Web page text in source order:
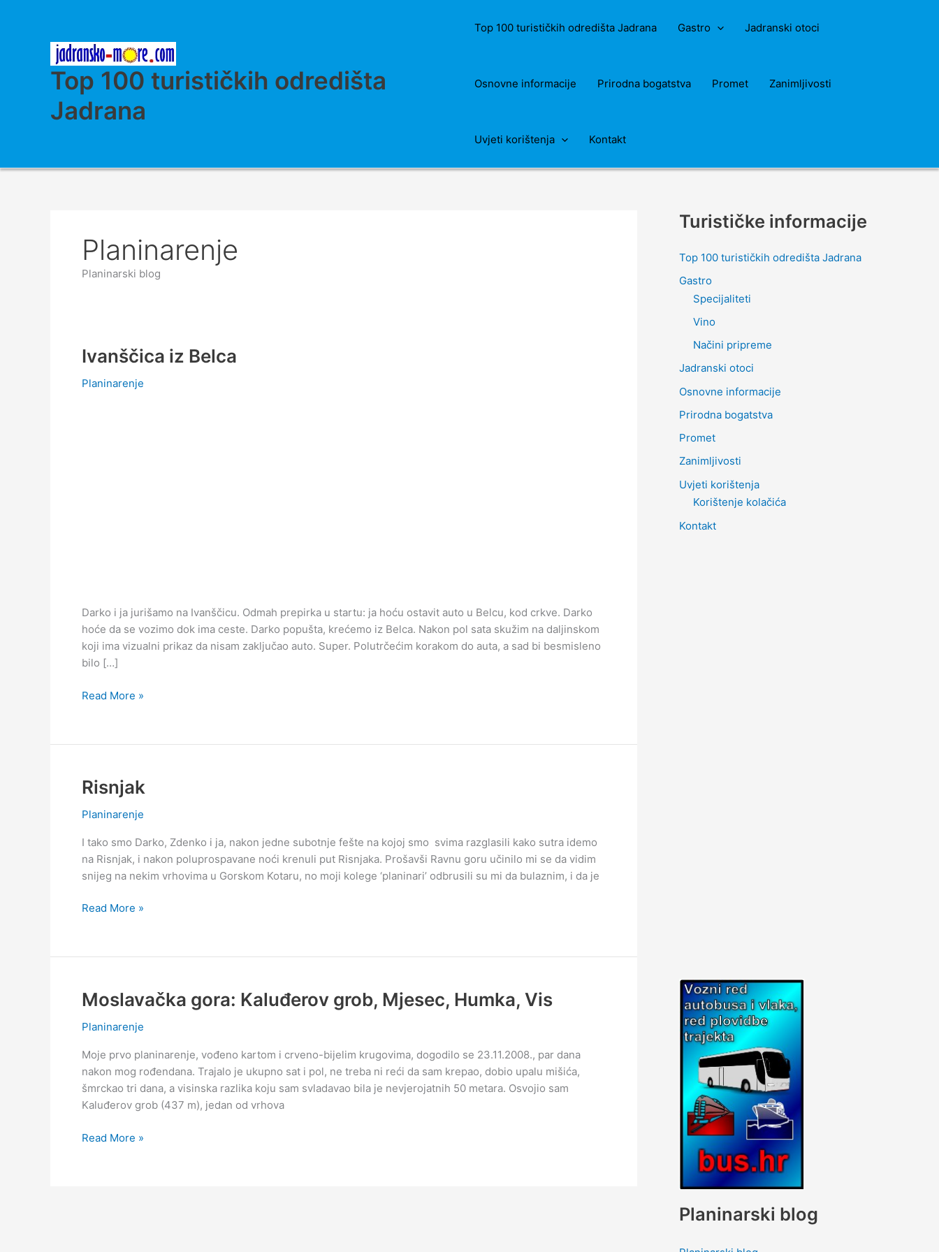
Top 100 turističkih odredišta
Jadrana
Top 100 turističkih odredišta Jadrana Gastro Jadranski otoci
Osnovne informacije Prirodna bogatstva Promet Zanimljivosti
Uvjeti korištenja Kontakt
Planinarenje
Planinarski blog
Ivanščica iz Belca
Planinarenje
Darko i ja jurišamo na Ivanščicu. Odmah prepirka u startu: ja hoću ostavit auto u Belcu, kod crkve. Darko
hoće da se vozimo dok ima ceste. Darko popušta, krećemo iz Belca. Nakon pol sata skužim na daljinskom
koji ima vizualni prikaz da nisam zaključao auto. Super. Polutrčećim korakom do auta, a sad bi besmisleno
bilo […]
Ivanščica
Read More »
Risnjak
Planinarenje
I tako smo Darko, Zdenko i ja, nakon jedne subotnje fešte na kojoj smo svima razglasili kako sutra idemo
na Risnjak, i nakon poluprospavane noći krenuli put Risnjaka. Prošavši Ravnu goru učinilo mi se da vidim
snijeg na nekim vrhovima u Gorskom Kotaru, no moji kolege ‘planinari’ odbrusili su mi da bulaznim, i da je
Risnjak
Read More »
Moslavačka gora: Kaluđerov grob, Mjesec, Humka, Vis
Planinarenje
Moje prvo planinarenje, vođeno kartom i crveno-bijelim krugovima, dogodilo se 23.11.2008., par dana
nakon mog rođendana. Trajalo je ukupno sat i pol, ne treba ni reći da sam krepao, dobio upalu mišića,
šmrckao tri dana, a visinska razlika koju sam svladavao bila je nevjerojatnih 50 metara. Osvojio sam
Kaluđerov grob (437 m), jedan od vrhova
Moslavačka
Read More »
Turističke informacije
Top 100 turističkih odredišta Jadrana
Gastro
Specijaliteti
Vino
Načini pripreme
Jadranski otoci
Osnovne informacije
Prirodna bogatstva
Promet
Zanimljivosti
Uvjeti korištenja
Korištenje kolačića
Kontakt
Planinarski blog